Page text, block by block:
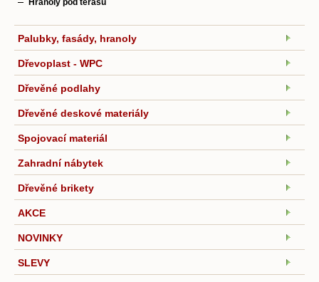
Hranoly pod terasu
Palubky, fasády, hranoly
Dřevoplast - WPC
Dřevěné podlahy
Dřevěné deskové materiály
Spojovací materiál
Zahradní nábytek
Dřevěné brikety
AKCE
NOVINKY
SLEVY